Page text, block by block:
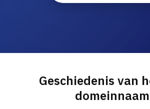
Geschiedenis van
domeinnaam